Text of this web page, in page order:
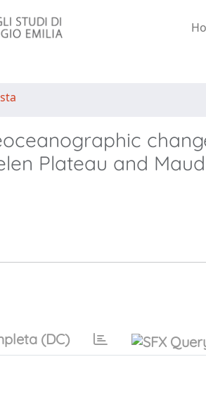
Plateau and
(DC)